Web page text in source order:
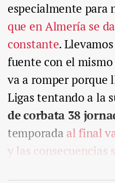
especialmente para
que en Almería se
constante.
fuente con el
va a romper porque
Ligas tentando a la
de corbata 38
temporada al final
y las consecuencias